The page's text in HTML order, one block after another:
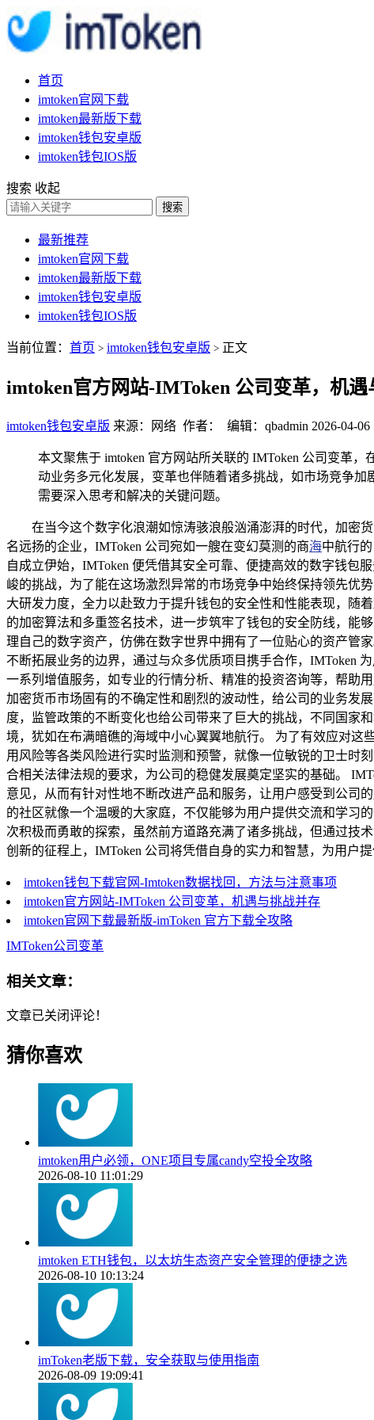
首页
imtoken官网下载
imtoken最新版下载
imtoken钱包安卓版
imtoken钱包IOS版
搜索 收起
搜索
最新推荐
imtoken官网下载
imtoken最新版下载
imtoken钱包安卓版
imtoken钱包IOS版
当前位置： 首页 > imtoken钱包安卓版 > 正文
imtoken官方网站-IMToken 公司变革，机遇
imtoken钱包安卓版 来源：网络 作者： 编辑：qbadmin 2026-04-06
本文聚焦于 imtoken 官方网站所关联的 IMToken 公司变革
动业务多元化发展，变革也伴随着诸多挑战，如市场竞争
需要深入思考和解决的关键问题。
在当今这个数字化浪潮如惊涛骇浪般汹涌澎湃的时代，加密
名远扬的企业，IMToken 公司宛如一艘在变幻莫测的商海中航行
自成立伊始，IMToken 便凭借其安全可靠、便捷高效的数字钱包
峻的挑战，为了能在这场激烈异常的市场竞争中始终保持领先优
大研发力度，全力以赴致力于提升钱包的安全性和性能表现，随
的加密算法和多重签名技术，进一步筑牢了钱包的安全防线，能
理自己的数字资产，仿佛在数字世界中拥有了一位贴心的资产管
不断拓展业务的边界，通过与众多优质项目携手合作，IMToken
一系列增值服务，如专业的行情分析、精准的投资咨询等，帮助
加密货币市场固有的不确定性和剧烈的波动性，给公司的业务发
度，监管政策的不断变化也给公司带来了巨大的挑战，不同国家
境，犹如在布满暗礁的海域中小心翼翼地航行。 为了有效应对这
用风险等各类风险进行实时监测和预警，就像一位敏锐的卫士时
合相关法律法规的要求，为公司的稳健发展奠定坚实的基础。
意见，从而有针对性地不断改进产品和服务，让用户感受到公司
的社区就像一个温暖的大家庭，不仅能够为用户提供交流和学习
次积极而勇敢的探索，虽然前方道路充满了诸多挑战，但通过技
创新的征程上，IMToken 公司将凭借自身的实力和智慧，为用户
imtoken钱包下载官网-Imtoken数据找回，方法与注意事项
imtoken官方网站-IMToken 公司变革，机遇与挑战并存
imtoken官网下载最新版-imToken 官方下载全攻略
IMToken公司变革
相关文章：
文章已关闭评论！
猜你喜欢
imtoken用户必领，ONE项目专属candy空投全攻略
2026-08-10 11:01:29
imtoken ETH钱包，以太坊生态资产安全管理的便捷之选
2026-08-10 10:13:24
imToken老版下载，安全获取与使用指南
2026-08-09 19:09:41